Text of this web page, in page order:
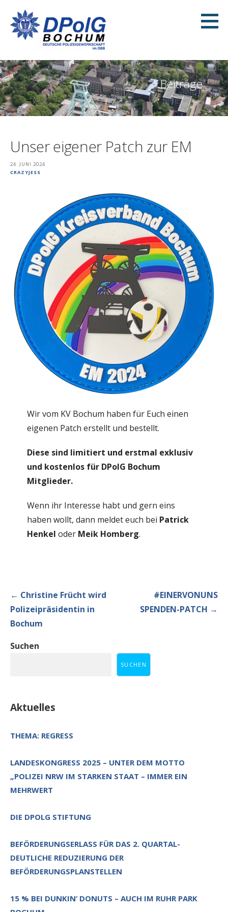
Inhalt
springen
DPolG KV Bochum
Beiträge
Unser eigener Patch zur EM
24. JUNI 2024
CRAZYJESS
Wir vom KV Bochum haben für Euch einen
eigenen Patch erstellt und bestellt.
Diese sind limitiert und erstmal exklusiv
und kostenlos für DPolG Bochum
Mitglieder.
Wenn ihr Interesse habt und gern eins
haben wollt, dann meldet euch bei Patrick
Henkel oder Meik Homberg.
Beitragsnavigation
← Christine Frücht wird
Polizeipräsidentin in
Bochum
#EINERVONUNS
SPENDEN-PATCH →
Suchen
SUCHEN
Aktuelles
THEMA: REGRESS
LANDESKONGRESS 2025 – UNTER DEM MOTTO
„POLIZEI NRW IM STARKEN STAAT – IMMER EIN
MEHRWERT
DIE DPOLG STIFTUNG
BEFÖRDERUNGSERLASS FÜR DAS 2. QUARTAL-
DEUTLICHE REDUZIERUNG DER
BEFÖRDERUNGSPLANSTELLEN
15 % BEI DUNKIN‘ DONUTS – AUCH IM RUHR PARK